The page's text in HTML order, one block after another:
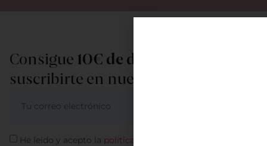
Consigue 10€ de descuento
suscribirte en nuestra newsletter
He leído y acepto la política de privacidad